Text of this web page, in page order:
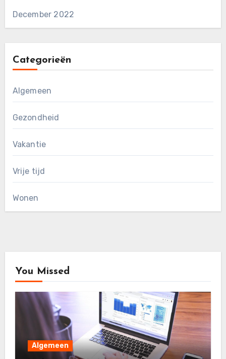
December 2022
Categorieën
Algemeen
Gezondheid
Vakantie
Vrije tijd
Wonen
You Missed
Algemeen